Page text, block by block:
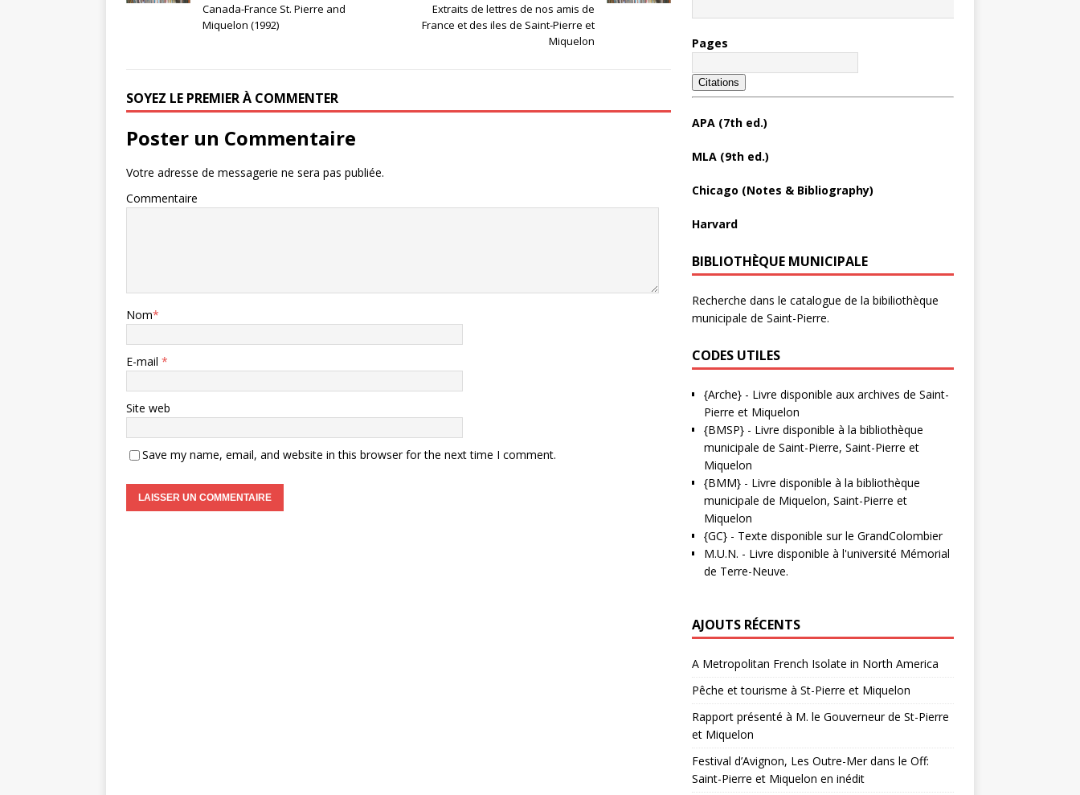
Canada-France St. Pierre and
Miquelon (1992)
Extraits de lettres de nos amis de
France et des iles de Saint-Pierre et
Miquelon
SOYEZ LE PREMIER À COMMENTER
Poster un Commentaire
Votre adresse de messagerie ne sera pas publiée.
Commentaire
Nom*
E-mail *
Site web
Save my name, email, and website in this browser for the next time I comment.
Pages
Citations
APA (7th ed.)
MLA (9th ed.)
Chicago (Notes & Bibliography)
Harvard
BIBLIOTHÈQUE MUNICIPALE
Recherche dans le catalogue de la bibiliothèque
municipale de Saint-Pierre.
CODES UTILES
{Arche}- Livre disponible aux archives de Saint-
Pierre et Miquelon
{BMSP}- Livre disponible à la bibliothèque
municipale de Saint-Pierre, Saint-Pierre et
Miquelon
{BMM}- Livre disponible à la bibliothèque
municipale de Miquelon, Saint-Pierre et
Miquelon
{GC}- Texte disponible sur le GrandColombier
M.U.N. - Livre disponible à l'université Mémorial
de Terre-Neuve.
AJOUTS RÉCENTS
A Metropolitan French Isolate in North America
Pêche et tourisme à St-Pierre et Miquelon
Rapport présenté à M. le Gouverneur de St-Pierre
et Miquelon
Festival d’Avignon, Les Outre-Mer dans le Off:
Saint-Pierre et Miquelon en inédit